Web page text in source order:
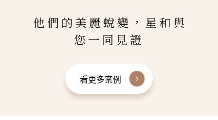
他們的美麗蛻變，星和與
您一同見證
看更多案例